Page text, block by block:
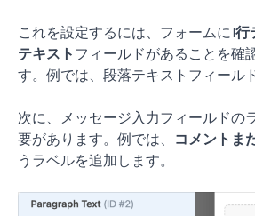
これを設定するには、フォームに1行
テキスト フィールドがあることを確
す。例では、段落テキストフィール
次に、メッセージ入力フィールドの
要があります。例では、 コメントま
うラベルを追加します。